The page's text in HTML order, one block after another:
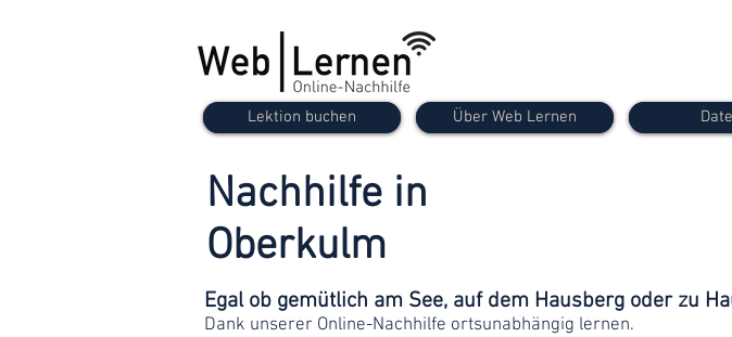
Lektion buchen Über Web Lernen
Nachhilfe in
Oberkulm
Egal ob gemütlich am See, auf dem Hausberg oder zu
Dank unserer Online-Nachhilfe ortsunabhängig lernen.